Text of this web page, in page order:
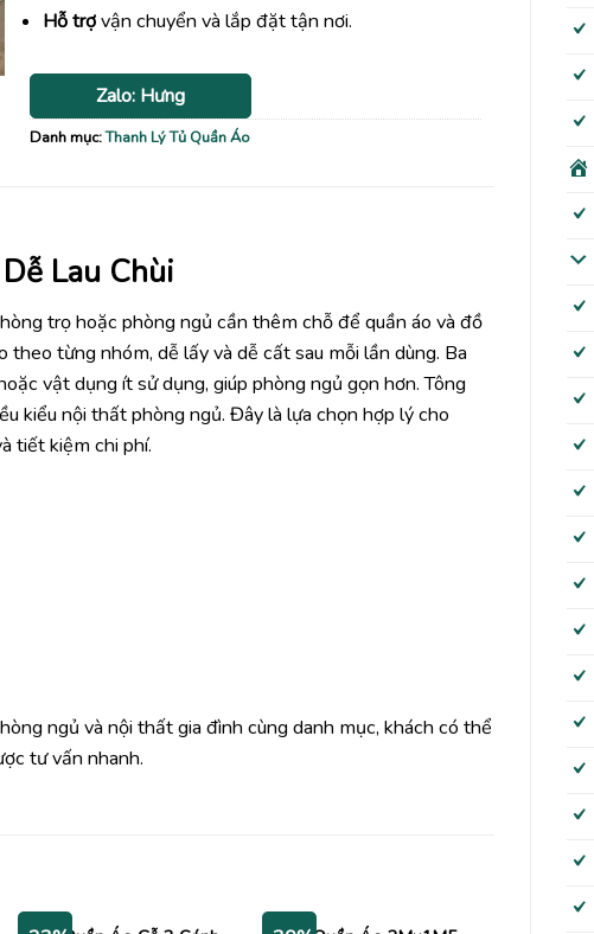
Hỗ trợvận chuyển và lắp đặt tận nơi.
Zalo: Hưng
Danh mục:Thanh Lý Tủ Quần Áo
Lau Chùi
trọ hoặc phòng ngủ cần thêm chỗ để quần áo và đồ
theo từng nhóm, dễ lấy và dễ cất sau mỗi lần dùng. Ba
vật dụng ít sử dụng, giúp phòng ngủ gọn hơn. Tông
kiểu nội thất phòng ngủ. Đây là lựa chọn hợp lý cho
tiết kiệm chi phí.
ngủ và nội thất gia đình cùng danh mục, khách có thể
tư vấn nhanh.